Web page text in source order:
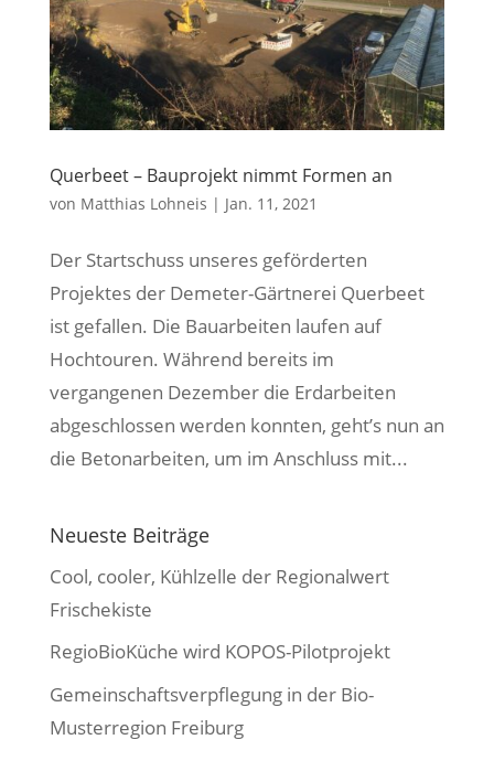
Querbeet – Bauprojekt nimmt Formen an
von Matthias Lohneis | Jan. 11, 2021
Der Startschuss unseres geförderten
Projektes der Demeter-Gärtnerei Querbeet
ist gefallen. Die Bauarbeiten laufen auf
Hochtouren. Während bereits im
vergangenen Dezember die Erdarbeiten
abgeschlossen werden konnten, geht’s nun an
die Betonarbeiten, um im Anschluss mit...
Neueste Beiträge
Cool, cooler, Kühlzelle der Regionalwert
Frischekiste
RegioBioKüche wird KOPOS-Pilotprojekt
Gemeinschaftsverpflegung in der Bio-
Musterregion Freiburg